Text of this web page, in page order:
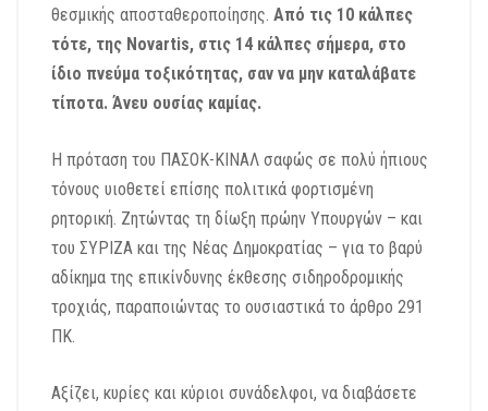
θεσμικής αποσταθεροποίησης. Από τις 10 κάλπες
τότε, της Novartis, στις 14 κάλπες σήμερα, στο
ίδιο πνεύμα τοξικότητας, σαν να μην καταλάβατε
τίποτα. Άνευ ουσίας καμίας.
Η πρόταση του ΠΑΣΟΚ-ΚΙΝΑΛ σαφώς σε πολύ ήπιους
τόνους υιοθετεί επίσης πολιτικά φορτισμένη
ρητορική. Ζητώντας τη δίωξη πρώην Υπουργών – και
του ΣΥΡΙΖΑ και της Νέας Δημοκρατίας – για το βαρύ
αδίκημα της επικίνδυνης έκθεσης σιδηροδρομικής
τροχιάς, παραποιώντας το ουσιαστικά το άρθρο 291
ΠΚ.
Αξίζει, κυρίες και κύριοι συνάδελφοι, να διαβάσετε